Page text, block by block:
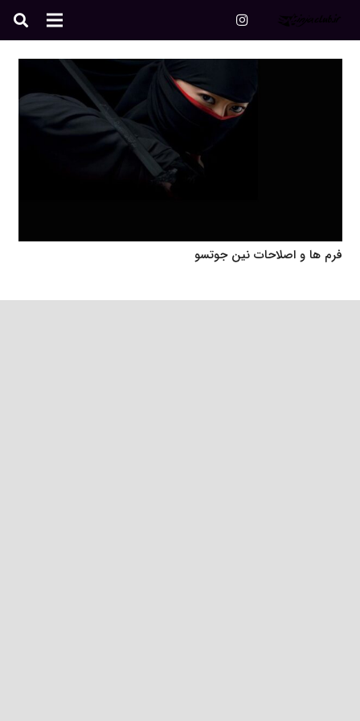
فرم ها و اصلاحات نین جوتسو